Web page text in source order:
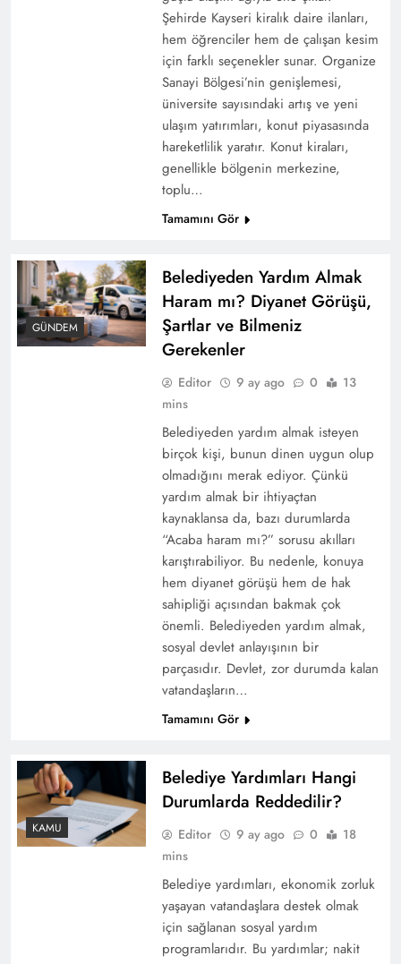
Şehirde Kayseri kiralık daire ilanları,
hem öğrenciler hem de çalışan kesim
için farklı seçenekler sunar. Organize
Sanayi Bölgesi’nin genişlemesi,
üniversite sayısındaki artış ve yeni
ulaşım yatırımları, konut piyasasında
hareketlilik yaratır. Konut kiraları,
genellikle bölgenin merkezine,
toplu…
Tamamını Gör
GÜNDEM
Belediyeden Yardım Almak
Haram mı? Diyanet Görüşü,
Şartlar ve Bilmeniz
Gerekenler
Editor 9 ay ago 0
13
mins
Belediyeden yardım almak isteyen
birçok kişi, bunun dinen uygun olup
olmadığını merak ediyor. Çünkü
yardım almak bir ihtiyaçtan
kaynaklansa da, bazı durumlarda
“Acaba haram mı?” sorusu akılları
karıştırabiliyor. Bu nedenle, konuya
hem diyanet görüşü hem de hak
sahipliği açısından bakmak çok
önemli. Belediyeden yardım almak,
sosyal devlet anlayışının bir
parçasıdır. Devlet, zor durumda kalan
vatandaşların…
Tamamını Gör
KAMU
Belediye Yardımları Hangi
Durumlarda Reddedilir?
Editor 9 ay ago 0
18
mins
Belediye yardımları, ekonomik zorluk
yaşayan vatandaşlara destek olmak
için sağlanan sosyal yardım
programlarıdır. Bu yardımlar; nakit